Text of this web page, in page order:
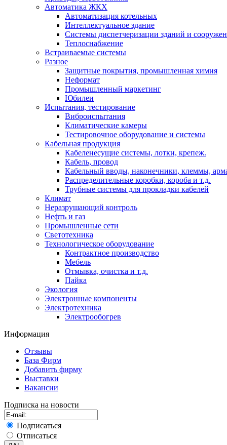
Автоматика ЖКХ
Автоматизация котельных
Интеллектуальное здание
Системы диспетчеризации зданий и
Теплоснабжение
Встраиваемые системы
Разное
Защитные покрытия, промышленная химия
Неформат
Промышленный маркетинг
Юбилеи
Испытания, тестирование
Виброиспытания
Климатические камеры
Тестировочное оборудование и системы
Кабельная продукция
Кабеленесущие системы, лотки, крепеж.
Кабель, провод
Кабельный вводы, наконечники, клеммы,
Распределительные коробки, короба и т.д.
Трубные системы для прокладки кабелей
Климат
Неразрушающий контроль
Нефть и газ
Промышленные сети
Светотехника
Технологическое оборудование
Контрактное производство
Мебель
Отмывка, очистка и т.д.
Пайка
Экология
Электронные компоненты
Электротехника
Электрообогрев
Информация
Отзывы
База Фирм
Добавить фирму
Выставки
Вакансии
Подписка на новости
Подписаться
Отписаться